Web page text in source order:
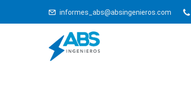
informes_abs@absingenieros.com